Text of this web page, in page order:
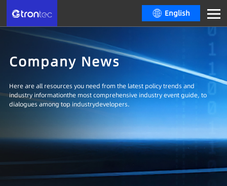
English
Company News
Here are all resources you need from the latest policy trends and
industry informationthe most comprehensive industry event guide, to
dialogues among top industrydevelopers.